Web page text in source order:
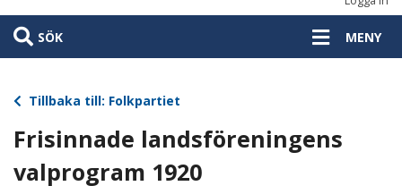
SÖK MENY
Tillbaka till: Folkpartiet
Frisinnade landsföreningens
valprogram 1920